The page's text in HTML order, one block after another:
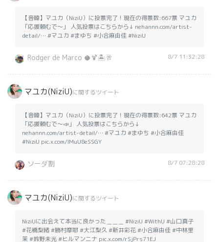
【音韓】マユカ（NiziU）に投票完了！現在の得票数:667票 マユカ
「応援頼むで〜」 人気投票はこちらから↓ nehannn.com/artist-
detail/… #マユカ #まゆち #小合麻由佳 #NiziU
Rodger de Marco 🥥🍹🏝️🥂 8/7 11:32:28
マユカ(NiziU)に関するツイート
【音韓】マユカ（NiziU）に投票完了！現在の得票数:642票 マユカ
「応援頼むで〜📣」 人気投票はこちらから↓
nehannn.com/artist-detail/… #マユカ #まゆち #小合麻由佳
#NiziU pic.x.com/lMuU8eSSGY
ソーダ割 8/7 07:28:28
マユカ(NiziU)に関するツイート
NiziUに出会えて本当に良かった＿＿＿ #NiziU #WithU #山口真子
#花橋梨緒 #勝村摩耶 #大江梨久 #新井彩花 #小合麻由佳 #中林里
茉 #鈴野未光 #ヒルマンニナ pic.x.com/rSjPrs71EJ